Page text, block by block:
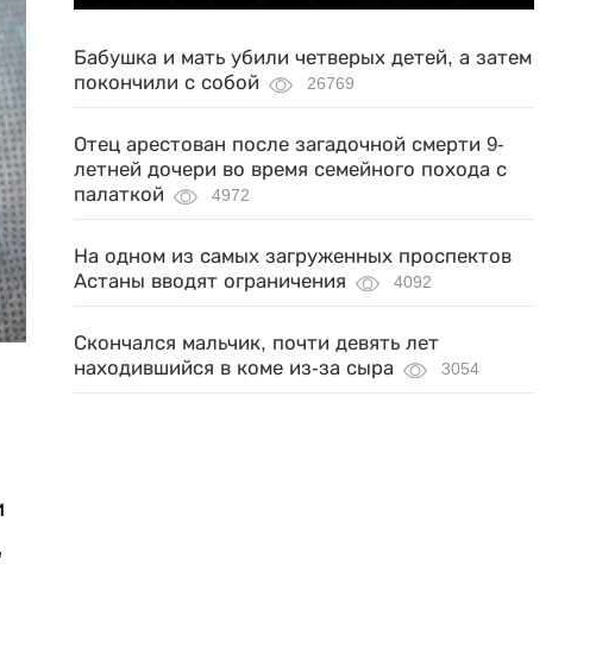
Бабушка и мать убили четверых детей, а затем
покончили с собой
26769
Отец арестован после загадочной смерти 9-
летней дочери во время семейного похода с
палаткой
4972
На одном из самых загруженных проспектов
Астаны вводят ограничения
4092
Скончался мальчик, почти девять лет
находившийся в коме из-за сыра
3054